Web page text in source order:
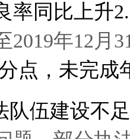
率同比上升
2019年12 月
点，未完成
队伍建设不